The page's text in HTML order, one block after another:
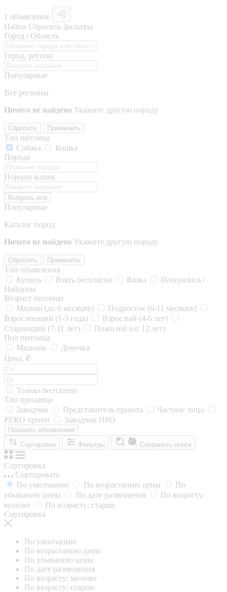
1 объявление
Найти Сбросить фильтры
Город / Область
Город, регион
Популярные
Все регионы
Ничего не найдено Укажите другую породу
Сбросить Применить
Тип питомца
Собака
Кошка
Порода
Породы кошек
Выбрать все
Популярные
Каталог пород
Ничего не найдено Укажите другую породу
Сбросить Применить
Тип объявления
Купить
Взять бесплатно Вязка
Потерялись /
Найдены
Возраст питомца
Малыш (до 6 месяцев)
Подросток (6-11 месяцев)
Взрослеющий (1-3 года)
Взрослый (4-6 лет)
Стареющий (7-11 лет)
Пожилой (от 12 лет)
Пол питомца
Мальчик
Девочка
Цена, ₽
Только бесплатно
Тип продавца
Заводчик
Представитель приюта
Частное лицо
РЕКО приют
Заводчик ПРО
Показать объявления
Сортировка
Фильтры Сохранить поиск
Сортировка
Сортировать
По умолчанию
По возрастанию цены
По
убыванию цены
По дате размещения
По возрасту:
моложе
По возрасту: старше
Сортировка
По умолчанию
По возрастанию цены
По убыванию цены
По дате размещения
По возрасту: моложе
По возрасту: старше